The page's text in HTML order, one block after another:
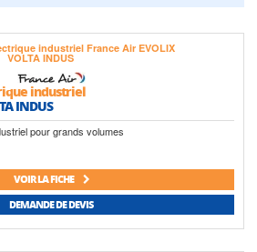
industriel
INDUS
pour grands volumes
VOIR LA FICHE
DEMANDE DE DEVIS